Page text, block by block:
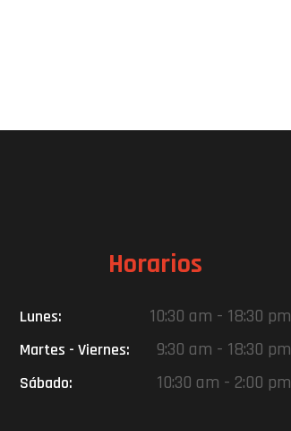
Horarios
Lunes: 10:30 am - 18:30 pm
Martes - Viernes: 9:30 am - 18:30 pm
Sábado: 10:30 am - 2:00 pm